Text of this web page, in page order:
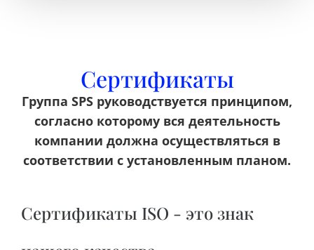
Сертификаты
Группа SPS руководствуется принципом,
согласно которому вся деятельность
компании должна осуществляться в
соответствии с установленным планом.
Сертификаты ISO - это знак